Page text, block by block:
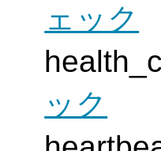
ェック
ック